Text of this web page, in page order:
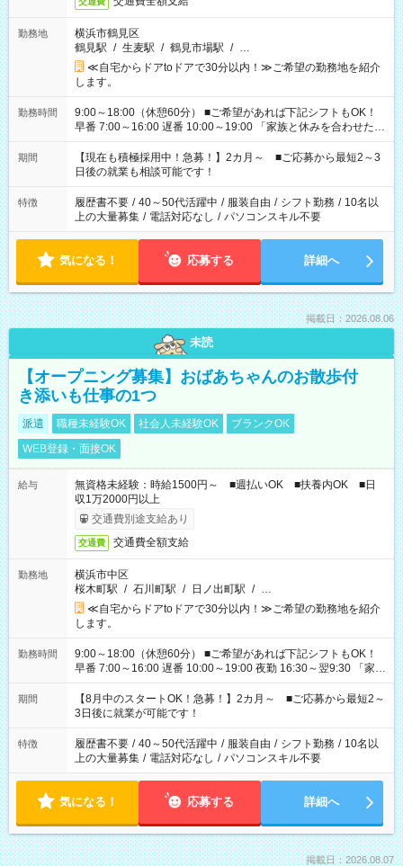
勤務地
横浜市鶴見区
鶴見駅 / 生麦駅 / 鶴見市場駅 / …
≪自宅からドアtoドアで30分以内！≫ご希望の勤務地を紹介
します。
勤務時間
9:00～18:00（休憩60分） ■ご希望があれば下記シフトもOK！
早番 7:00～16:00 遅番 10:00～19:00 「家族と休みを合わせた
い」 「余裕を持って夕飯の準備がしたい」 「できれば残業はし
たくない」 など、ご希望を教えてくださいね。 ※Wワーク希望
の方へ 今ご覧のお仕事で希望する勤務時間と、もう1つのお仕事
の勤務時間。 合計で週40時間を超える場合は応募できません。
期間
【現在も積極採用中！急募！】2カ月～ ■ご応募から最短2～3
日後の就業も相談可能です！
特徴 履歴書不要 / 40～50代活躍中 / 服装自由 / シフト勤務 / 10名以
上の大量募集 / 電話対応なし / パソコンスキル不要
気になる！ 応募する 詳細へ
掲載日：2026.08.06
未読
【オープニング募集】おばあちゃんのお散歩付
き添いも仕事の1つ
派遣 職種未経験OK 社会人未経験OK
ブランクOK
WEB登録・面接OK
給与
無資格未経験：時給1500円～ ■週払いOK ■扶養内OK ■日
収1万2000円以上
交通費別途支給あり
交通費 交通費全額支給
勤務地
横浜市中区
桜木町駅 / 石川町駅 / 日ノ出町駅 / …
≪自宅からドアtoドアで30分以内！≫ご希望の勤務地を紹介
します。
勤務時間
9:00～18:00（休憩60分） ■ご希望があれば下記シフトもOK！
早番 7:00～16:00 遅番 10:00～19:00 夜勤 16:30～翌9:30 「家族
と休みを合わせたい」 「余裕を持って夕飯の準備がしたい」
「できれば残業はしたくない」 など、ご希望を教えてください
ね。 ※Wワーク希望の方へ 今ご覧のお仕事で希望する勤務時間
と、もう1つのお仕事の勤務時間。 合計で週40時間を超える場
合は応募できません。
期間
【8月中のスタートOK！急募！】2カ月～ ■ご応募から最短2～
3日後に就業が可能です！
特徴 履歴書不要 / 40～50代活躍中 / 服装自由 / シフト勤務 / 10名以
上の大量募集 / 電話対応なし / パソコンスキル不要
気になる！ 応募する 詳細へ
掲載日：2026.08.07